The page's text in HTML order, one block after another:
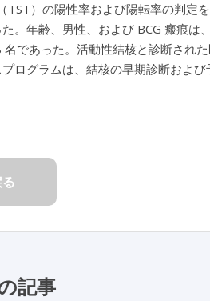
）の陽性率および陽転率の判定
。年齢、男性、および BCG 瘢痕は
であった。活動性結核と診断され
ログラムは、結核の早期診断およ
記事